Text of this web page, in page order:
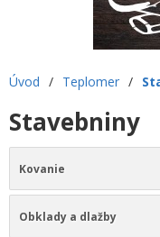
Úvod / Teplomer /
Stavebniny
Kovanie
Obklady a dlažby